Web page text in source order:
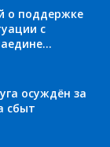
о поддержке
с
осуждён за
сбыт